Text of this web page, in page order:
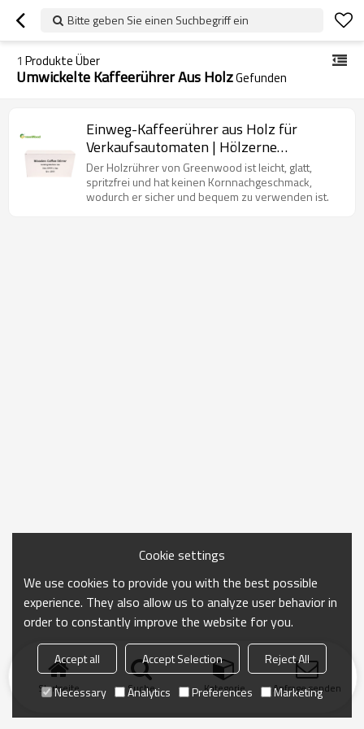
Bitte geben Sie einen Suchbegriff ein
1 Produkte Über
Umwickelte Kaffeerührer Aus HolzGefunden
Einweg-Kaffeerührer aus Holz für
Verkaufsautomaten | Hölzerne
Kaffeerührer Großhandel
Der Holzrührer von Greenwood ist leicht, glatt,
spritzfrei und hat keinen Kornnachgeschmack,
wodurch er sicher und bequem zu verwenden ist.
Startseite Suche Kategorie Anfrage senden
Cookie settings
We use cookies to provide you with the best possible
experience. They also allow us to analyze user behavior in
order to constantly improve the website for you.
Accept all Accept Selection
Reject All
Necessary
Analytics Preferences Marketing